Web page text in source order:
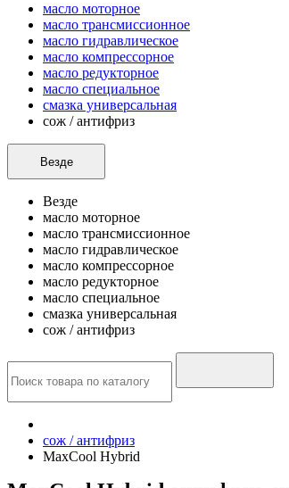
масло моторное
масло трансмиссионное
масло гидравлическое
масло компрессорное
масло редукторное
масло специальное
смазка универсальная
сож / антифриз
Везде
Везде
масло моторное
масло трансмиссионное
масло гидравлическое
масло компрессорное
масло редукторное
масло специальное
смазка универсальная
сож / антифриз
сож / антифриз
MaxCool Hybrid